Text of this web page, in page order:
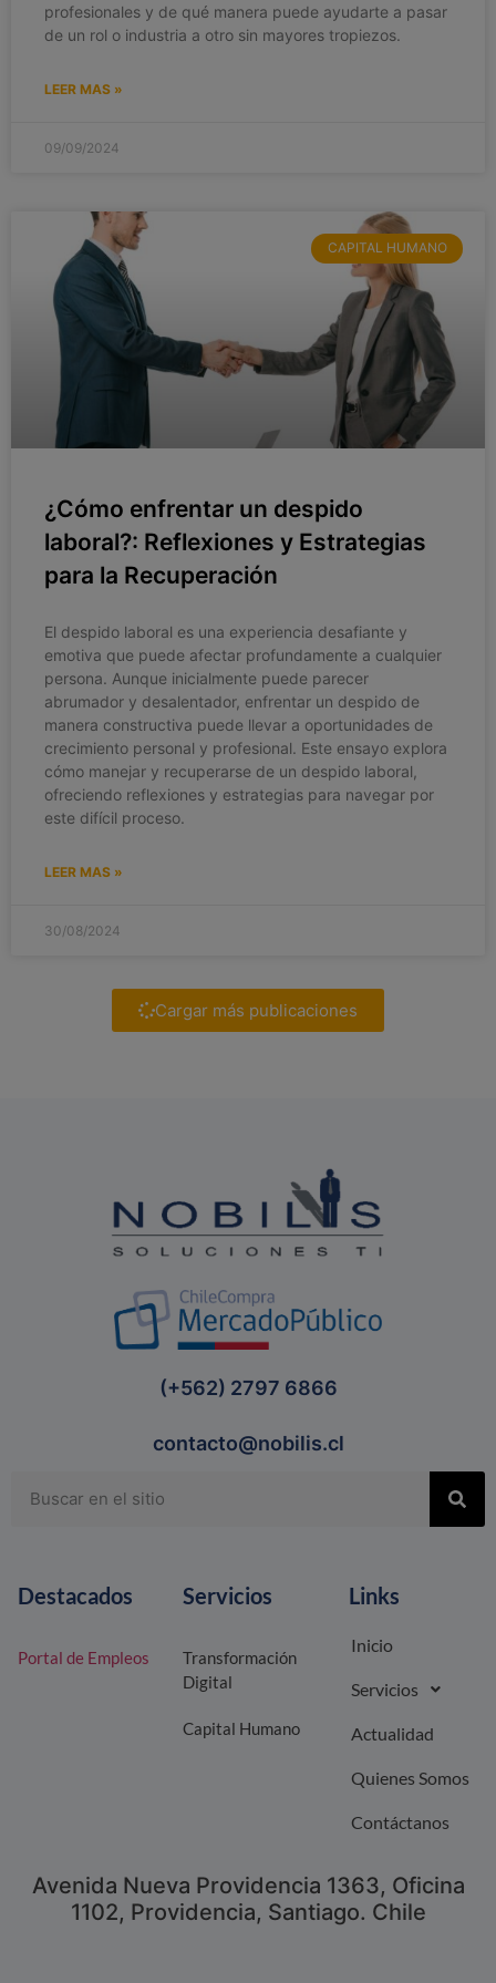
profesionales y de qué manera puede ayudarte a pasar
de un rol o industria a otro sin mayores tropiezos.
LEER MAS »
09/09/2024
CAPITAL HUMANO
¿Cómo enfrentar un despido
laboral?: Reflexiones y Estrategias
para la Recuperación
El despido laboral es una experiencia desafiante y
emotiva que puede afectar profundamente a cualquier
persona. Aunque inicialmente puede parecer
abrumador y desalentador, enfrentar un despido de
manera constructiva puede llevar a oportunidades de
crecimiento personal y profesional. Este ensayo explora
cómo manejar y recuperarse de un despido laboral,
ofreciendo reflexiones y estrategias para navegar por
este difícil proceso.
LEER MAS »
30/08/2024
Cargar más publicaciones
(+562) 2797 6866
contacto@nobilis.cl
Destacados
Portal de Empleos
Servicios
Transformación
Digital
Capital Humano
Links
Inicio
Servicios
Actualidad
Quienes Somos
Contáctanos
Avenida Nueva Providencia 1363, Oficina
1102, Providencia, Santiago. Chile